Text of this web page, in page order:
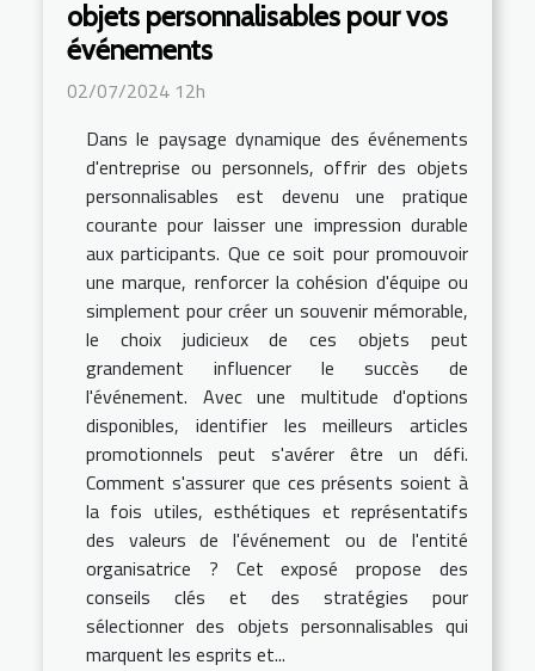
objets personnalisables pour vos
événements
02/07/2024 12h
Dans le paysage dynamique des événements
d'entreprise ou personnels, offrir des objets
personnalisables est devenu une pratique
courante pour laisser une impression durable
aux participants. Que ce soit pour promouvoir
une marque, renforcer la cohésion d'équipe ou
simplement pour créer un souvenir mémorable,
le choix judicieux de ces objets peut
grandement influencer le succès de
l'événement. Avec une multitude d'options
disponibles, identifier les meilleurs articles
promotionnels peut s'avérer être un défi.
Comment s'assurer que ces présents soient à
la fois utiles, esthétiques et représentatifs
des valeurs de l'événement ou de l'entité
organisatrice ? Cet exposé propose des
conseils clés et des stratégies pour
sélectionner des objets personnalisables qui
marquent les esprits et...